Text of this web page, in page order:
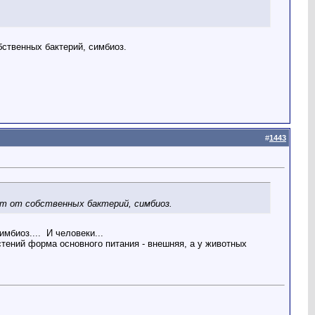
бактерий, симбиоз.
#1443
от собственных бактерий, симбиоз.
И человеки...
форма основного питания - внешняя, а у животных